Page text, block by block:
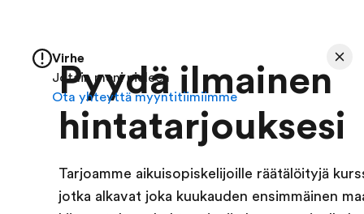
Pyydä ilmainen
hintatarjouksesi
Tarjoamme aikuisopiskelijoille räätälöityjä
jotka alkavat joka kuukauden ensimmäinen
Virhe
Jotain meni pieleen
Ota yhteyttä myyntitiimiimme